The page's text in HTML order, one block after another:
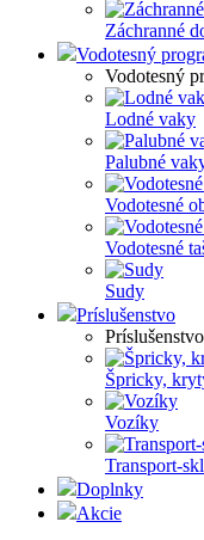
Záchranné
Vodotesný
Vodotesný
Lodné vaky
Palubné
Vodotesné
Vodotesné
Sudy
Príslušenstvo
Príslušenstvo
Špricky,
Vozíky
Transport-
Doplnky
Akcie